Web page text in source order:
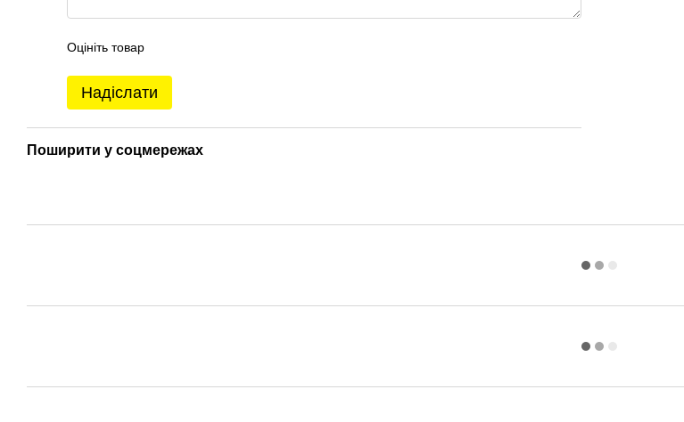
Оцініть товар
Надіслати
Поширити у соцмережах